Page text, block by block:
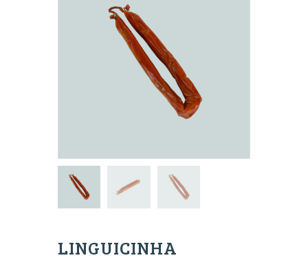
LINGUICINHA